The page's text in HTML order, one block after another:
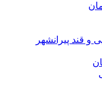
و قند پیرانشهر